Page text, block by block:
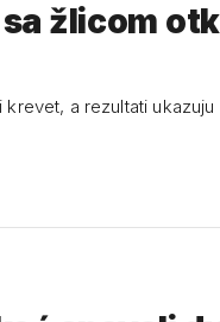
žlicom
a rezultati ukazuju